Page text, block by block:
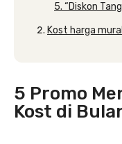
5. “Diskon
Kost harga
5 Promo
Kost di